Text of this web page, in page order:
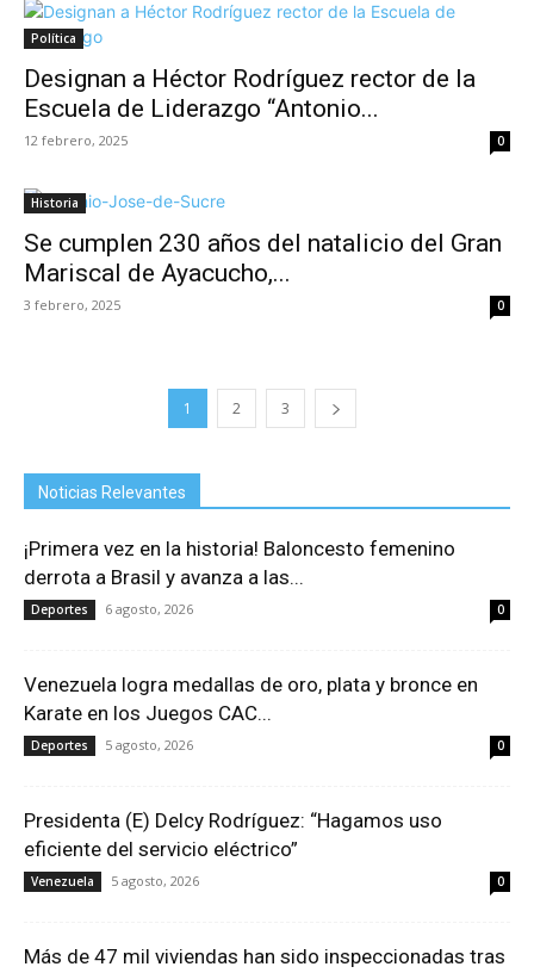
Política
Designan a Héctor Rodríguez rector de la
Escuela de Liderazgo “Antonio...
12 febrero, 2025 0
Historia
Se cumplen 230 años del natalicio del Gran
Mariscal de Ayacucho,...
3 febrero, 2025 0
1 2 3
Noticias Relevantes
¡Primera vez en la historia! Baloncesto femenino
derrota a Brasil y avanza a las...
Deportes 6 agosto, 2026 0
Venezuela logra medallas de oro, plata y bronce en
Karate en los Juegos CAC...
Deportes 5 agosto, 2026 0
Presidenta (E) Delcy Rodríguez: “Hagamos uso
eficiente del servicio eléctrico”
Venezuela 5 agosto, 2026 0
Más de 47 mil viviendas han sido inspeccionadas tras